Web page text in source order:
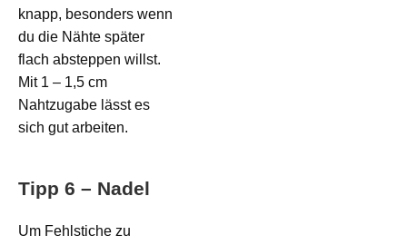
knapp, besonders wenn
du die Nähte später
flach absteppen willst.
Mit 1 – 1,5 cm
Nahtzugabe lässt es
sich gut arbeiten.
Tipp 6 – Nadel
Um Fehlstiche zu